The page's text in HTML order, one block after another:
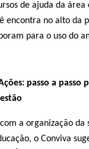
de ajuda da área
encontra no alto da
para o uso do
passo a passo
a organização da
o Conviva